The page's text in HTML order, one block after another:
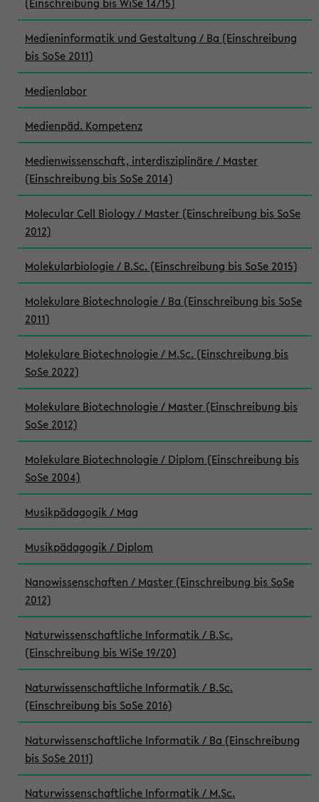
Medieninformatik und Gestaltung / Ba (Einschreibung
bis SoSe 2011)
Medienlabor
Medienpäd. Kompetenz
Medienwissenschaft, interdisziplinäre / Master
(Einschreibung bis SoSe 2014)
Molecular Cell Biology / Master (Einschreibung bis SoSe
2012)
Molekularbiologie / B.Sc. (Einschreibung bis SoSe 2015)
Molekulare Biotechnologie / Ba (Einschreibung bis SoSe
2011)
Molekulare Biotechnologie / M.Sc. (Einschreibung bis
SoSe 2022)
Molekulare Biotechnologie / Master (Einschreibung bis
SoSe 2012)
Molekulare Biotechnologie / Diplom (Einschreibung bis
SoSe 2004)
Musikpädagogik / Mag
Musikpädagogik / Diplom
Nanowissenschaften / Master (Einschreibung bis SoSe
2012)
Naturwissenschaftliche Informatik / B.Sc.
(Einschreibung bis WiSe 19/20)
Naturwissenschaftliche Informatik / B.Sc.
(Einschreibung bis SoSe 2016)
Naturwissenschaftliche Informatik / Ba (Einschreibung
bis SoSe 2011)
Naturwissenschaftliche Informatik / M.Sc.